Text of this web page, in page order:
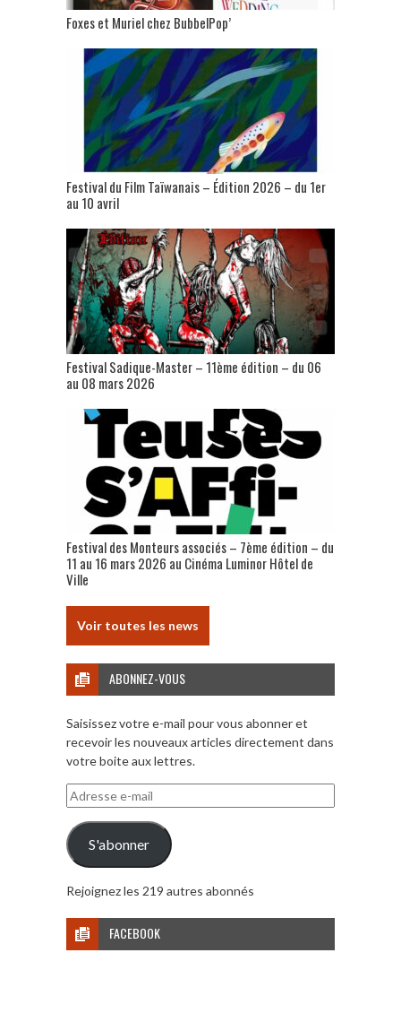
Foxes et Muriel chez BubbelPop’
Festival du Film Taïwanais – Édition 2026 – du 1er
au 10 avril
Festival Sadique-Master – 11ème édition – du 06
au 08 mars 2026
Festival des Monteurs associés – 7ème édition – du
11 au 16 mars 2026 au Cinéma Luminor Hôtel de
Ville
Voir toutes les news
ABONNEZ-VOUS
Saisissez votre e-mail pour vous abonner et
recevoir les nouveaux articles directement dans
votre boite aux lettres.
Adresse
e-
mail
S'abonner
Rejoignez les 219 autres abonnés
FACEBOOK